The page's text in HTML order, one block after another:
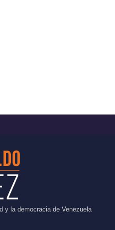
y la democracia de Venezuela